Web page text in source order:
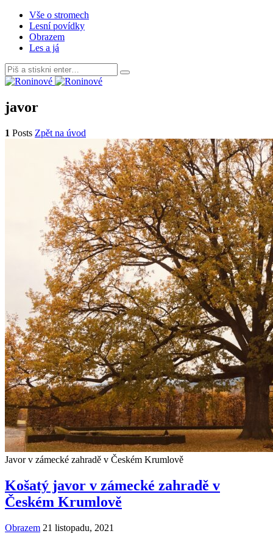
Vše o stromech
Lesní povídky
Obrazem
Les a já
Search
for:
javor
1 Posts Zpět na úvod
Javor v zámecké zahradě v Českém Krumlově
Košatý javor v zámecké zahradě v
Českém Krumlově
Obrazem 21 listopadu, 2021